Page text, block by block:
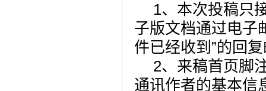
1、本次投稿只
子版文档通过电子
件已经收到”的回
2、来稿首页脚
通讯作者的基本信